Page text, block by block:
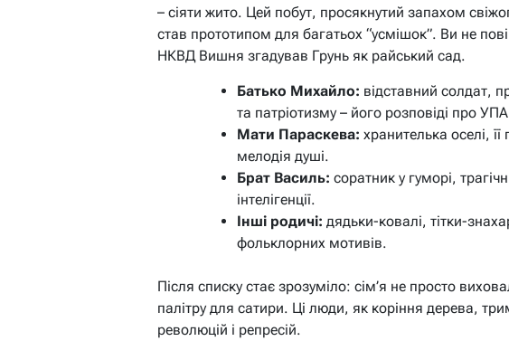
– сіяти жито. Цей побут, просякнутий запахом
став прототипом для багатьох “усмішок”. Ви не
НКВД Вишня згадував Грунь як райський сад.
Батько Михайло: відставний солдат,
та патріотизму – його розповіді про
Мати Параскева: хранителька оселі,
мелодія душі.
Брат Василь: соратник у гуморі,
інтелігенції.
Інші родичі: дядьки-ковалі, тітки-
фольклорних мотивів.
Після списку стає зрозуміло: сім’я не просто
палітру для сатири. Ці люди, як коріння дерева,
революцій і репресій.